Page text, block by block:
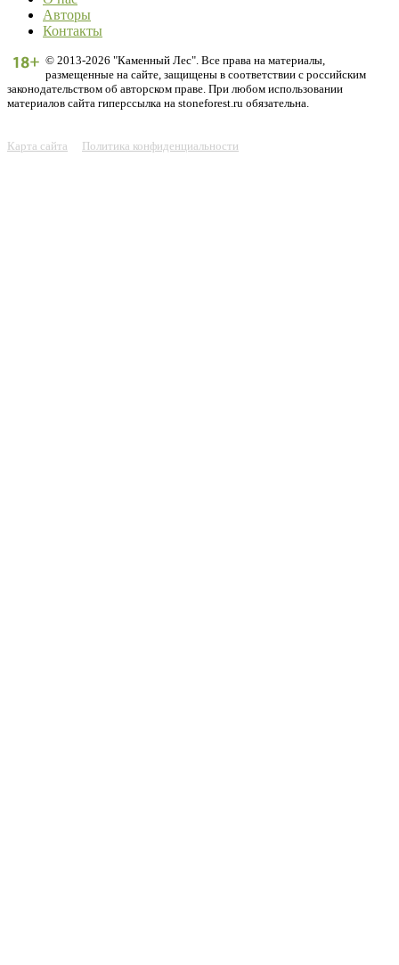
Авторы
Контакты
© 2013-2026 "Каменный Лес". Все права на материалы,
размещенные на сайте, защищены в соответствии с российским
законодательством об авторском праве. При любом использовании
материалов сайта гиперссылка на stoneforest.ru обязательна.
Карта сайта Политика конфиденциальности